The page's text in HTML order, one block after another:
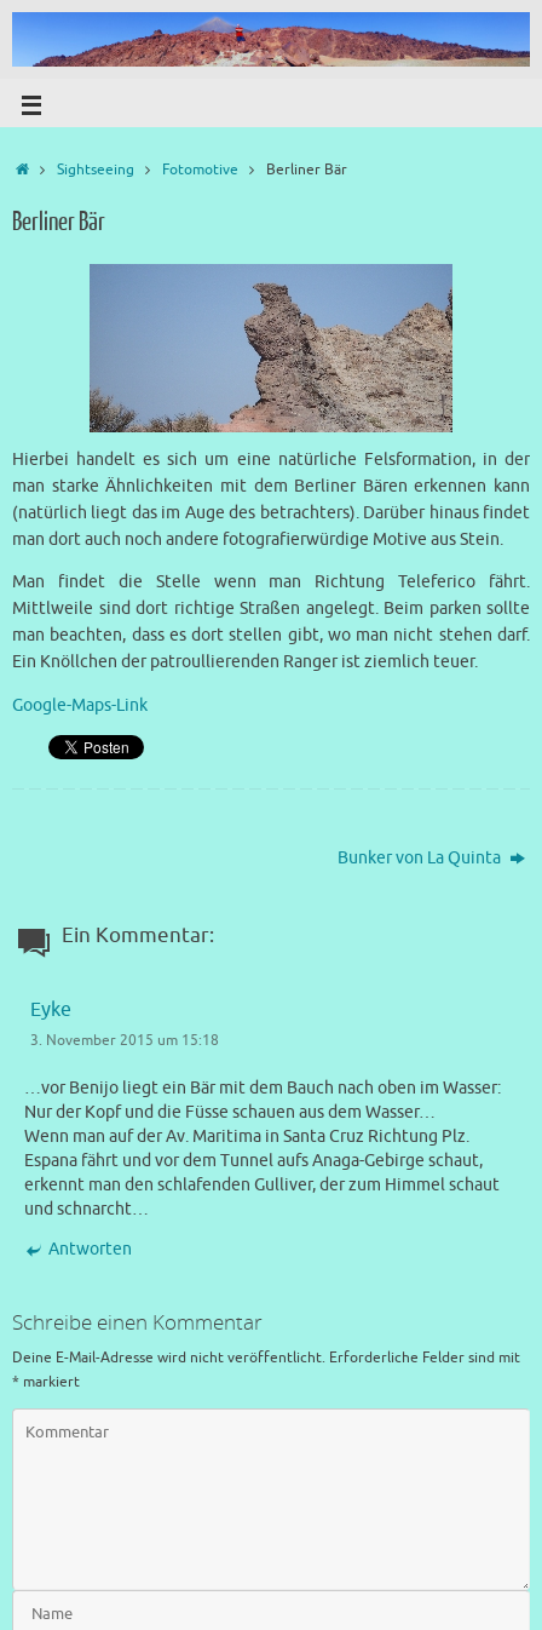
Sightseeing Fotomotive Berliner Bär
Berliner Bär
Hierbei handelt es sich um eine natürliche Felsformation, in der
man starke Ähnlichkeiten mit dem Berliner Bären erkennen kann
(natürlich liegt das im Auge des betrachters). Darüber hinaus findet
man dort auch noch andere fotografierwürdige Motive aus Stein.
Man findet die Stelle wenn man Richtung Teleferico fährt.
Mittlweile sind dort richtige Straßen angelegt. Beim parken sollte
man beachten, dass es dort stellen gibt, wo man nicht stehen darf.
Ein Knöllchen der patroullierenden Ranger ist ziemlich teuer.
Google-Maps-Link
Bunker von La Quinta
Ein Kommentar:
Eyke
3. November 2015 um 15:18
…vor Benijo liegt ein Bär mit dem Bauch nach oben im Wasser:
Nur der Kopf und die Füsse schauen aus dem Wasser…
Wenn man auf der Av. Maritima in Santa Cruz Richtung Plz.
Espana fährt und vor dem Tunnel aufs Anaga-Gebirge schaut,
erkennt man den schlafenden Gulliver, der zum Himmel schaut
und schnarcht…
Antworten
Schreibe einen Kommentar
Deine E-Mail-Adresse wird nicht veröffentlicht. Erforderliche Felder sind mit
* markiert